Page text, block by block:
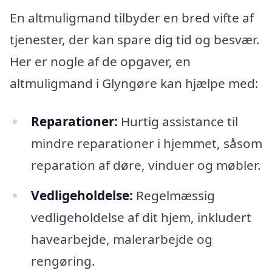
En altmuligmand tilbyder en bred vifte af
tjenester, der kan spare dig tid og besvær.
Her er nogle af de opgaver, en
altmuligmand i Glyngøre kan hjælpe med:
Reparationer: Hurtig assistance til
mindre reparationer i hjemmet, såsom
reparation af døre, vinduer og møbler.
Vedligeholdelse: Regelmæssig
vedligeholdelse af dit hjem, inkludert
havearbejde, malerarbejde og
rengøring.